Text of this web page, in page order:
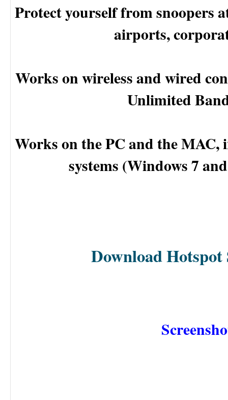
Protect yourself from snoopers
airports,
Works on wireless and wired
Unlimited
Works on the PC and the
systems (Windows 7
Download Hotspot